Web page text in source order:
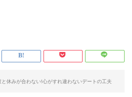
と休みが合わない!心がすれ違わないデートの工夫